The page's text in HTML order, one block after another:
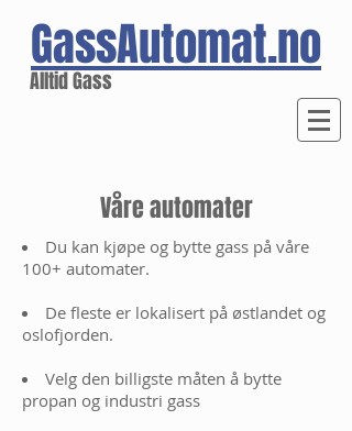
GassAutomat.no
Alltid Gass
Våre automater
Du kan kjøpe og bytte gass på våre
100+ automater.
De fleste er lokalisert på østlandet og
oslofjorden.
Velg den billigste måten å bytte
propan og industri gass